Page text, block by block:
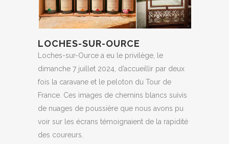
LOCHES-SUR-OURCE
Loches-sur-Ource a eu le privilège, le
dimanche 7 juillet 2024, d’accueillir par deux
fois la caravane et le peloton du Tour de
France. Ces images de chemins blancs suivis
de nuages de poussière que nous avons pu
voir sur les écrans témoignaient de la rapidité
des coureurs.